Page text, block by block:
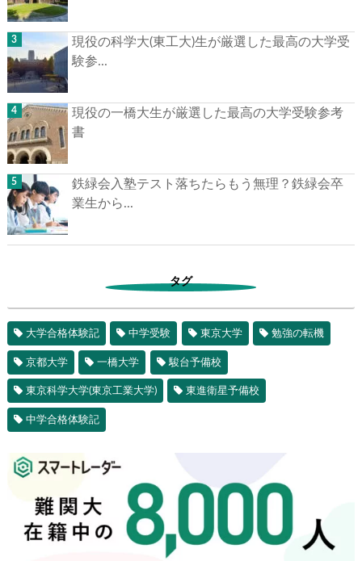
現役の科学大(東工大)生が厳選した最高の大学受
験参...
現役の一橋大生が厳選した最高の大学受験参考
書
鉄緑会入塾テスト落ちたらもう無理？鉄緑会卒
業生から...
タグ
大学合格体験記 中学受験 東京大学 勉強の転機
京都大学 一橋大学 駿台予備校
東京科学大学(東京工業大学) 東進衛星予備校
中学合格体験記